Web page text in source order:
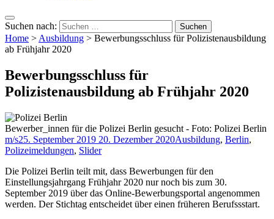
Suchen nach:
Home >Ausbildung > Bewerbungsschluss für Polizistenausbildung
ab Frühjahr 2020
Bewerbungsschluss für
Polizistenausbildung ab Frühjahr 2020
Bewerber_innen für die Polizei Berlin gesucht - Foto: Polizei Berlin
m/s25. September 2019 20. Dezember 2020Ausbildung, Berlin,
Polizeimeldungen, Slider
Die Polizei Berlin teilt mit, dass Bewerbungen für den
Einstellungsjahrgang Frühjahr 2020 nur noch bis zum 30.
September 2019 über das Online-Bewerbungsportal angenommen
werden. Der Stichtag entscheidet über einen früheren Berufssstart.